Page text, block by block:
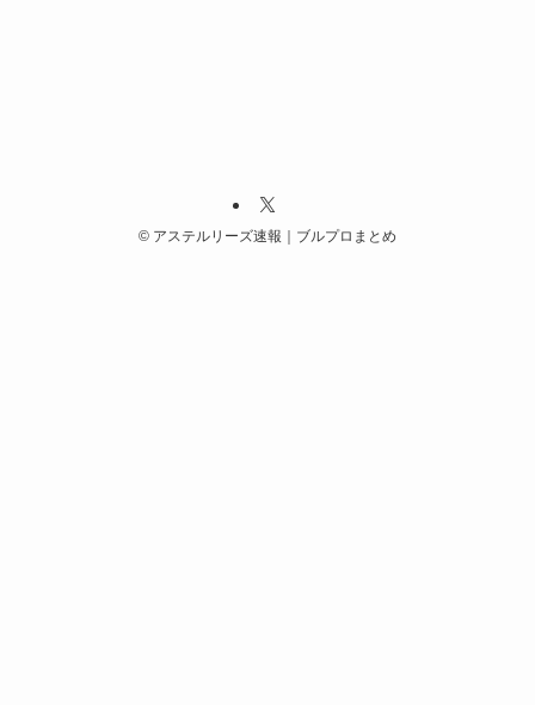
© アステルリーズ速報｜ブルプロまとめ